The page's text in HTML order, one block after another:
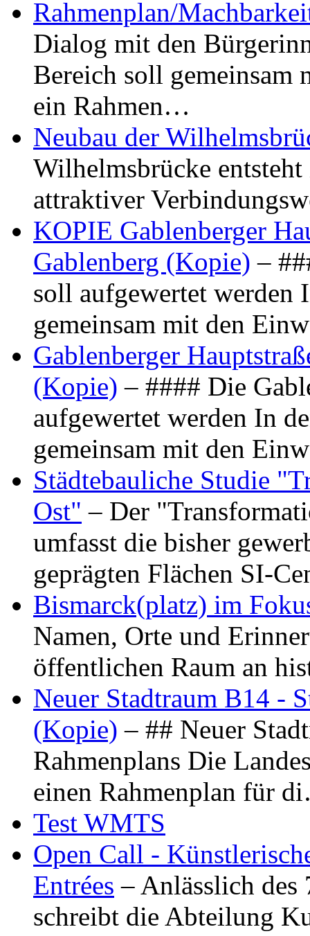
Rahmenplan/
Dialog mit den
Bereich soll gemeinsam
ein Rahmen…
Neubau der
Wilhelmsbrücke
attraktiver
KOPIE Gablenberger
Gablenberg (Kopie) –
soll aufgewertet werden
gemeinsam mit den
Gablenberger
(Kopie) – #### Die
aufgewertet werden In
gemeinsam mit den
Städtebauliche Studie
Ost" – Der
umfasst die bisher
geprägten Flächen SI-
Bismarck(platz) im
Namen, Orte und
öffentlichen Raum an
Neuer Stadtraum B14 -
(Kopie) – ## Neuer
Rahmenplans Die
einen Rahmenplan für
Test WMTS
Open Call -
Entrées – Anlässlich
schreibt die Abteilung